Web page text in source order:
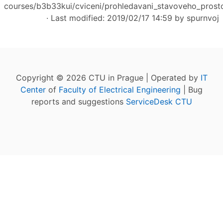
courses/b3b33kui/cviceni/
· Last modified: 2019/02/17 14:59 by spurnvoj
Copyright © 2026 CTU in Prague | Operated by IT
Center of Faculty of Electrical Engineering | Bug
reports and suggestions ServiceDesk CTU